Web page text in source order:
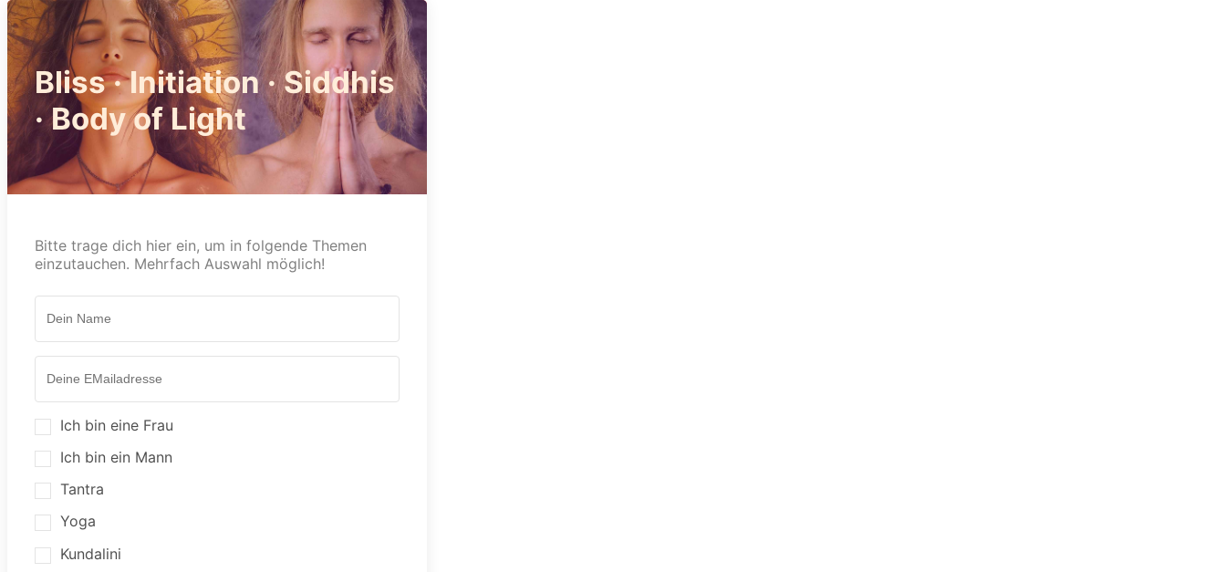
Bliss · Initiation · Siddhis
· Body of Light
Bitte trage dich hier ein, um in folgende Themen
einzutauchen. Mehrfach Auswahl möglich!
Ich bin eine Frau
Ich bin ein Mann
Tantra
Yoga
Kundalini